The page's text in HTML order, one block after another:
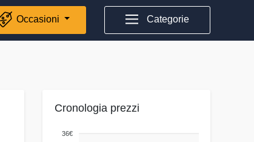
Occasioni Categorie
Cronologia prezzi
36€